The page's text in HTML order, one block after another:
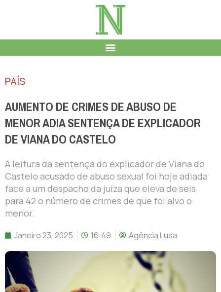
PAÍS
AUMENTO DE CRIMES DE ABUSO DE
MENOR ADIA SENTENÇA DE EXPLICADOR
DE VIANA DO CASTELO
A leitura da sentença do explicador de Viana do
Castelo acusado de abuso sexual foi hoje adiada
face a um despacho da juíza que eleva de seis
para 42 o número de crimes de que foi alvo o
menor.
Janeiro 23, 2025 16:49 Agência Lusa